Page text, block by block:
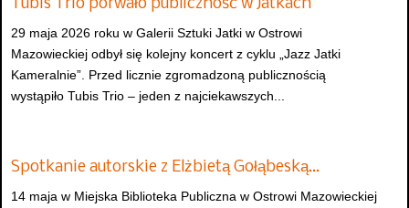
Tubis Trio porwało publiczność w Jatkach
29 maja 2026 roku w Galerii Sztuki Jatki w Ostrowi
Mazowieckiej odbył się kolejny koncert z cyklu „Jazz Jatki
Kameralnie”. Przed licznie zgromadzoną publicznością
wystąpiło Tubis Trio – jeden z najciekawszych...
Spotkanie autorskie z Elżbietą Gołąbeską…
14 maja w Miejska Biblioteka Publiczna w Ostrowi Mazowieckiej